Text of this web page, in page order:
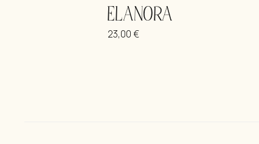
ELANORA
23,00€